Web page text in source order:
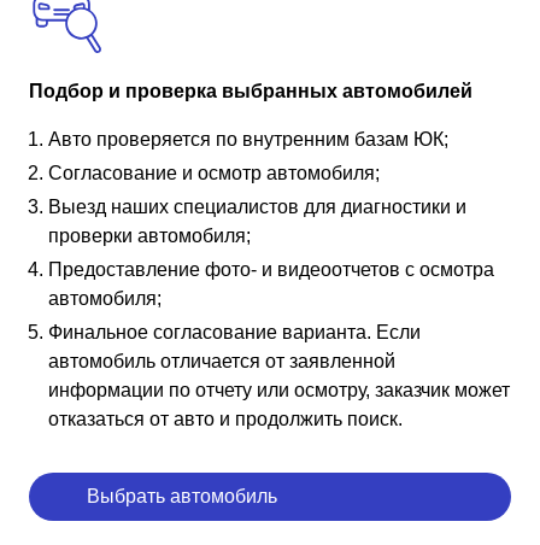
Подбор и проверка выбранных автомобилей
Авто проверяется по внутренним базам ЮК;
Согласование и осмотр автомобиля;
Выезд наших специалистов для диагностики и
проверки автомобиля;
Предоставление фото- и видеоотчетов с осмотра
автомобиля;
Финальное согласование варианта. Если
автомобиль отличается от заявленной
информации по отчету или осмотру, заказчик может
отказаться от авто и продолжить поиск.
Выбрать автомобиль